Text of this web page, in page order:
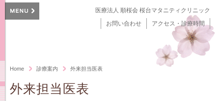
医療法人 順桜会 桜台マタニティクリニック
アクセス・診療時間
お問い合わせ
Home 診療案内 外来担当医表
外来担当医表